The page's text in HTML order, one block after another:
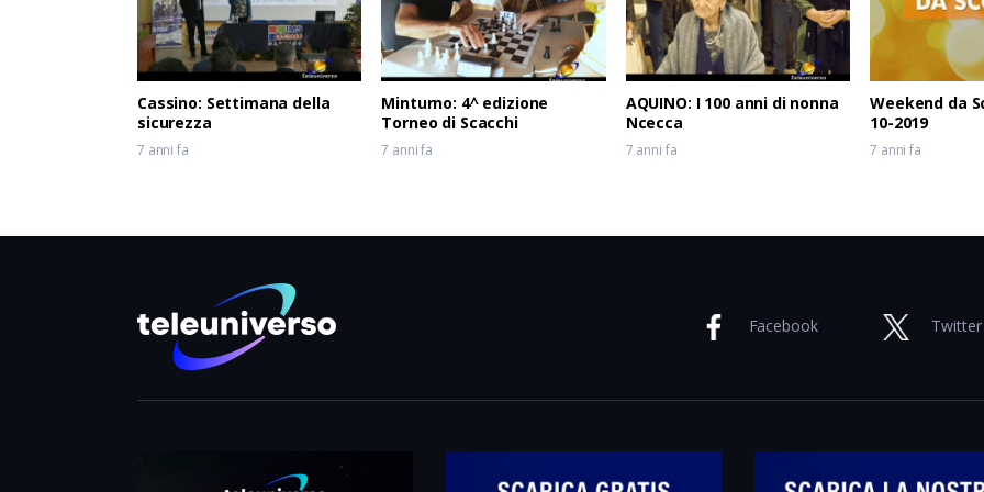
Cassino: Settimana della
sicurezza
7 anni fa
Minturno: 4^ edizione
Torneo di Scacchi
7 anni fa
AQUINO: I 100 anni di nonna
Ncecca
7 anni fa
Weekend da
10-2019
7 anni fa
Facebook Twitter